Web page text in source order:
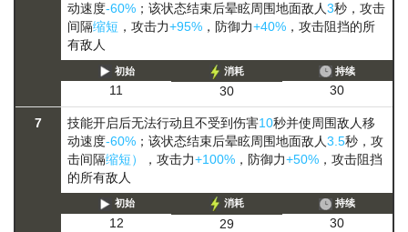
动速度-60% ；该状态结束后晕眩周围地面敌人3秒，攻击
间隔缩短 ，攻击力+95% ，防御力+40% ，攻击阻挡的所
有敌人
初始
11
消耗
30
持续
30
7 技能开启后无法行动且不受到伤害10秒并使周围敌人移
动速度-60% ；该状态结束后晕眩周围地面敌人3.5秒，攻
击间隔缩短） ，攻击力+100% ，防御力+50% ，攻击阻挡
的所有敌人
初始
12
消耗
29
持续
30